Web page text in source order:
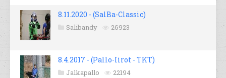
8.11.2020 - (SalBa-Classic)
Salibandy 26923
8.4.2017 - (Pallo-Iirot - TKT)
Jalkapallo 22194